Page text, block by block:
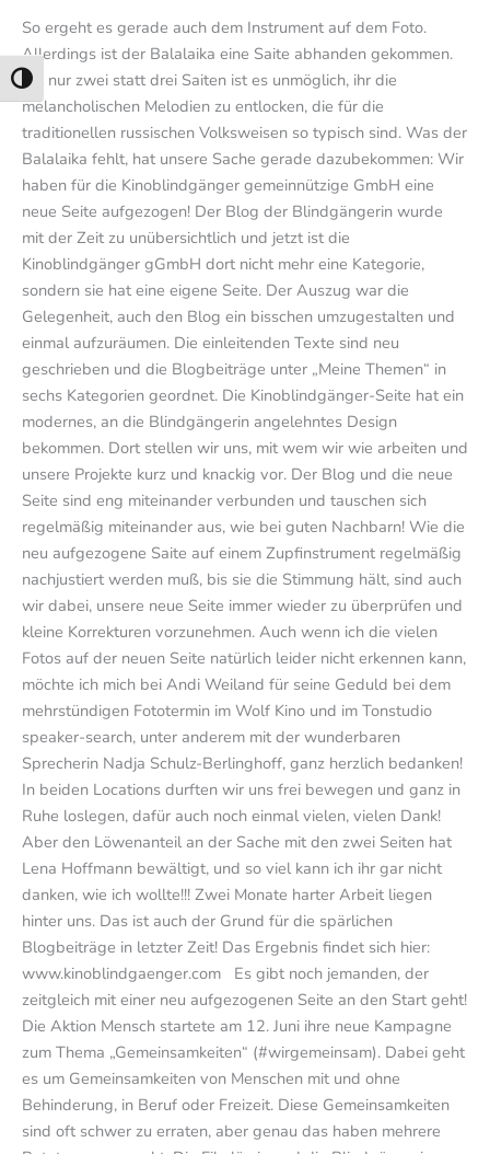
Umschalten auf hohe Kontraste
So ergeht es gerade auch dem Instrument auf dem Foto.
Allerdings ist der Balalaika eine Saite abhanden gekommen.
Mit nur zwei statt drei Saiten ist es unmöglich, ihr die
melancholischen Melodien zu entlocken, die für die
traditionellen russischen Volksweisen so typisch sind. Was der
Balalaika fehlt, hat unsere Sache gerade dazubekommen: Wir
haben für die Kinoblindgänger gemeinnützige GmbH eine
neue Seite aufgezogen! Der Blog der Blindgängerin wurde
mit der Zeit zu unübersichtlich und jetzt ist die
Kinoblindgänger gGmbH dort nicht mehr eine Kategorie,
sondern sie hat eine eigene Seite. Der Auszug war die
Gelegenheit, auch den Blog ein bisschen umzugestalten und
einmal aufzuräumen. Die einleitenden Texte sind neu
geschrieben und die Blogbeiträge unter „Meine Themen“ in
sechs Kategorien geordnet. Die Kinoblindgänger-Seite hat ein
modernes, an die Blindgängerin angelehntes Design
bekommen. Dort stellen wir uns, mit wem wir wie arbeiten und
unsere Projekte kurz und knackig vor. Der Blog und die neue
Seite sind eng miteinander verbunden und tauschen sich
regelmäßig miteinander aus, wie bei guten Nachbarn! Wie die
neu aufgezogene Saite auf einem Zupfinstrument regelmäßig
nachjustiert werden muß, bis sie die Stimmung hält, sind auch
wir dabei, unsere neue Seite immer wieder zu überprüfen und
kleine Korrekturen vorzunehmen. Auch wenn ich die vielen
Fotos auf der neuen Seite natürlich leider nicht erkennen kann,
möchte ich mich bei Andi Weiland für seine Geduld bei dem
mehrstündigen Fototermin im Wolf Kino und im Tonstudio
speaker-search, unter anderem mit der wunderbaren
Sprecherin Nadja Schulz-Berlinghoff, ganz herzlich bedanken!
In beiden Locations durften wir uns frei bewegen und ganz in
Ruhe loslegen, dafür auch noch einmal vielen, vielen Dank!
Aber den Löwenanteil an der Sache mit den zwei Seiten hat
Lena Hoffmann bewältigt, und so viel kann ich ihr gar nicht
danken, wie ich wollte!!! Zwei Monate harter Arbeit liegen
hinter uns. Das ist auch der Grund für die spärlichen
Blogbeiträge in letzter Zeit! Das Ergebnis findet sich hier:
www.kinoblindgaenger.com Es gibt noch jemanden, der
zeitgleich mit einer neu aufgezogenen Seite an den Start geht!
Die Aktion Mensch startete am 12. Juni ihre neue Kampagne
zum Thema „Gemeinsamkeiten“ (#wirgemeinsam). Dabei geht
es um Gemeinsamkeiten von Menschen mit und ohne
Behinderung, in Beruf oder Freizeit. Diese Gemeinsamkeiten
sind oft schwer zu erraten, aber genau das haben mehrere